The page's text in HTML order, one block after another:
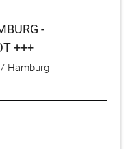
-
+++
Hamburg